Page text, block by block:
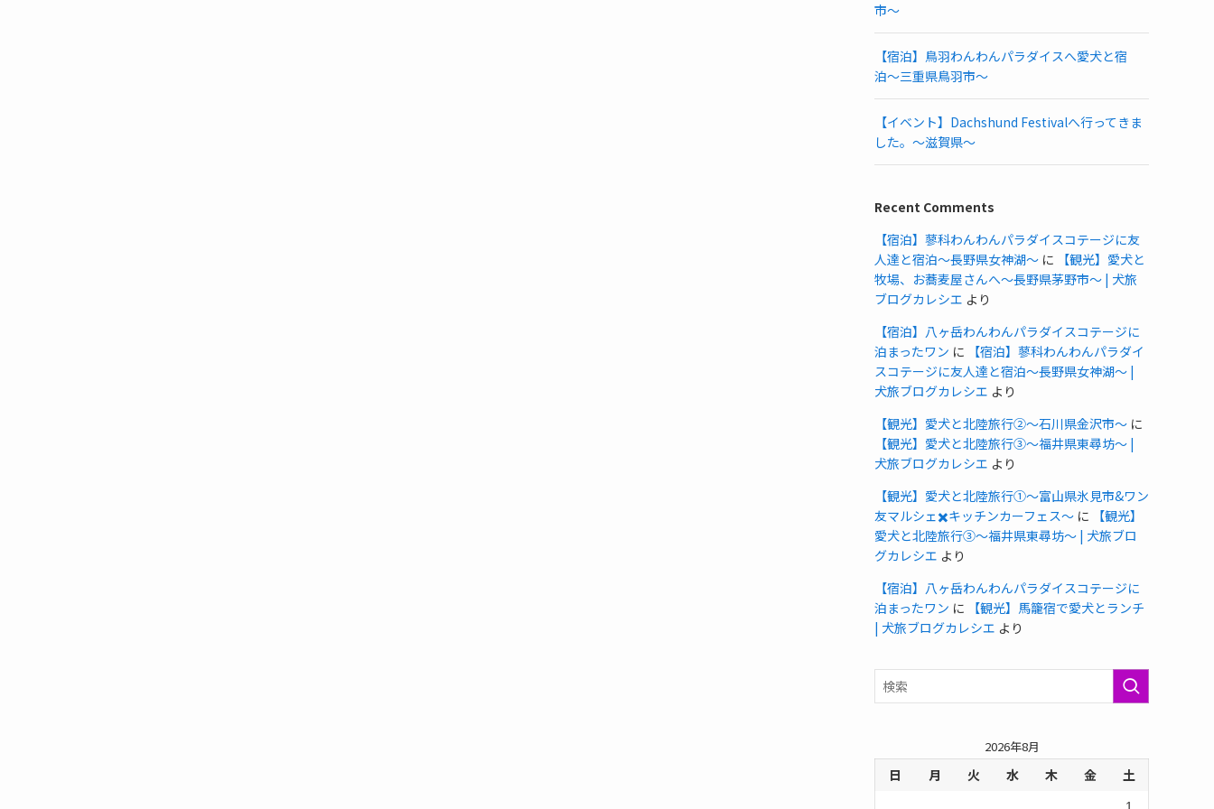
市〜
【宿泊】鳥羽わんわんパラダイスへ愛犬と宿
泊〜三重県鳥羽市〜
【イベント】Dachshund Festivalへ行ってきま
した。〜滋賀県〜
Recent Comments
【宿泊】蓼科わんわんパラダイスコテージに友
人達と宿泊〜長野県女神湖〜 に
【観光】愛犬と
牧場、お蕎麦屋さんへ〜長野県茅野市〜 | 犬旅
ブログカレシエ より
【宿泊】八ヶ岳わんわんパラダイスコテージに
泊まったワン に
【宿泊】蓼科わんわんパラダイ
スコテージに友人達と宿泊〜長野県女神湖〜 |
犬旅ブログカレシエ より
【観光】愛犬と北陸旅行②〜石川県金沢市〜 に
【観光】愛犬と北陸旅行③〜福井県東尋坊〜 |
犬旅ブログカレシエ より
【観光】愛犬と北陸旅行①〜富山県氷見市&ワン
友マルシェ✖️キッチンカーフェス〜 に
【観光】
愛犬と北陸旅行③〜福井県東尋坊〜 | 犬旅ブロ
グカレシエ より
【宿泊】八ヶ岳わんわんパラダイスコテージに
泊まったワン に
【観光】馬籠宿で愛犬とランチ
| 犬旅ブログカレシエ より
2026年8月
日 月 火 水 木 金 土
1